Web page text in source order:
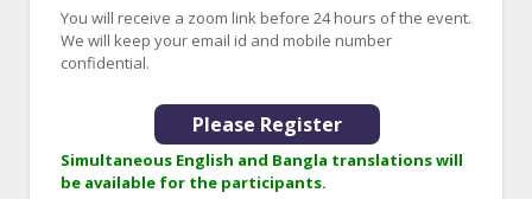
You will receive a zoom link before 24 hours of the event.
We will keep your email id and mobile number
confidential.
Please Register
Simultaneous English and Bangla translations will
be available for the participants.